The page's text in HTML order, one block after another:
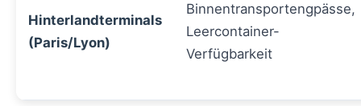
Hinterlandterminals
(Paris/Lyon)
Binnentransportengpässe,
Leercontainer-
Verfügbarkeit